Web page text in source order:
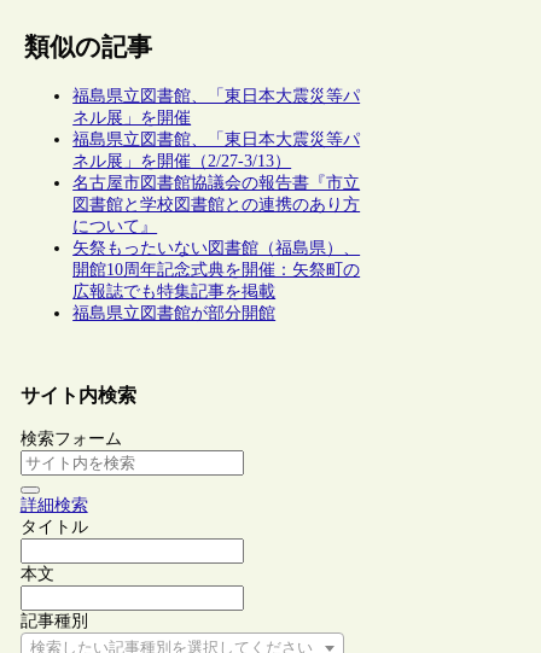
類似の記事
福島県立図書館、「東日本大震災等パ
ネル展」を開催
福島県立図書館、「東日本大震災等パ
ネル展」を開催（2/27-3/13）
名古屋市図書館協議会の報告書『市立
図書館と学校図書館との連携のあり方
について』
矢祭もったいない図書館（福島県）、
開館10周年記念式典を開催：矢祭町の
広報誌でも特集記事を掲載
福島県立図書館が部分開館
サイト内検索
検索フォーム
詳細検索
タイトル
本文
記事種別
検索したい記事種別を選択してください